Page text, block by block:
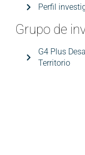
Perfil
Grupo de
G4 Plus
Territorio